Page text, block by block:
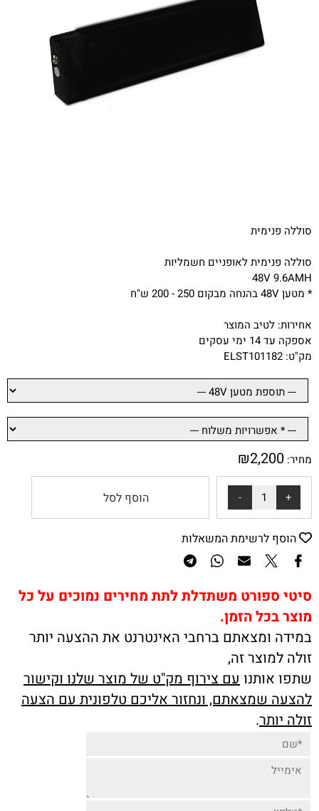
סוללה פנימית
סוללה פנימית לאופניים חשמליות
48V 9.6AMH
* מטען 48V בהנחה מבקום 250 - 200 ש"ח
אחירות: לטיב המוצר
אספקה עד 14 ימי עסקים
מק"ט: ELST101182
מחיר: ₪2,200
הוסף לסל
הוסף לרשימת המשאלות
סיטי ספורט משתדלת לתת מחירים נמוכים על כל
מוצר בכל הזמן.
במידה ומצאתם ברחבי האינטרנט את ההצעה יותר
זולה למוצר זה,
שתפו אותנו עם צירוף מק"ט של מוצר שלנו וקישור
להצעה שמצאתם, ונחזור אליכם טלפונית עם הצעה
זולה יותר.